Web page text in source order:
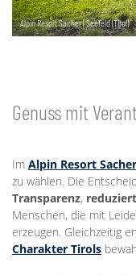
Alpin Resort Sacher | Seefeld (Tirol)
Genuss mit
Im Alpin Resort
zu wählen. Die
Transparenz,
Menschen, die mit
erzeugen. Gleichzeitig
Charakter Tirols